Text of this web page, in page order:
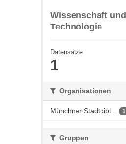
Wissenschaft und
Technologie
Datensätze
1
Organisationen
Münchner Stadtbibl... 1
Gruppen